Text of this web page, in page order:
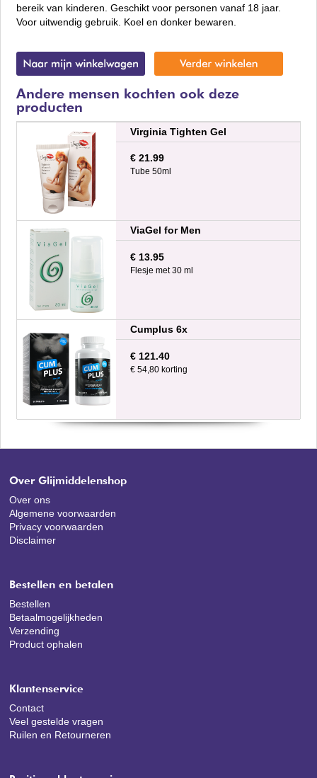
bereik van kinderen. Geschikt voor personen vanaf 18 jaar.
Voor uitwendig gebruik. Koel en donker bewaren.
Andere mensen kochten ook deze
producten
Virginia Tighten Gel
€ 21.99
Tube 50ml
ViaGel for Men
€ 13.95
Flesje met 30 ml
Cumplus 6x
€ 121.40
€ 54,80 korting
Over Glijmiddelenshop
Over ons
Algemene voorwaarden
Privacy voorwaarden
Disclaimer
Bestellen en betalen
Bestellen
Betaalmogelijkheden
Verzending
Product ophalen
Klantenservice
Contact
Veel gestelde vragen
Ruilen en Retourneren